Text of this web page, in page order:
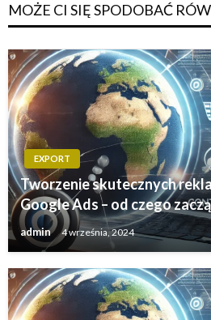
MOŻE CI SIĘ SPODOBAĆ
EXPORT
Tworzenie skutecznych
Google Ads – od czego
admin 4 września, 2024